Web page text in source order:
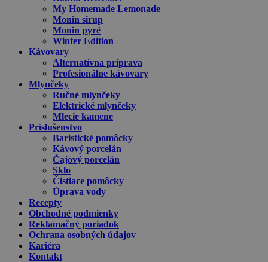
My Homemade Lemonade
Monin sirup
Monin pyré
Winter Edition
Kávovary
Alternatívna príprava
Profesionálne kávovary
Mlynčeky
Ručné mlynčeky
Elektrické mlynčeky
Mlecie kamene
Príslušenstvo
Baristické pomôcky
Kávový porcelán
Čajový porcelán
Sklo
Čistiace pomôcky
Úprava vody
Recepty
Obchodné podmienky
Reklamačný poriadok
Ochrana osobných údajov
Kariéra
Kontakt